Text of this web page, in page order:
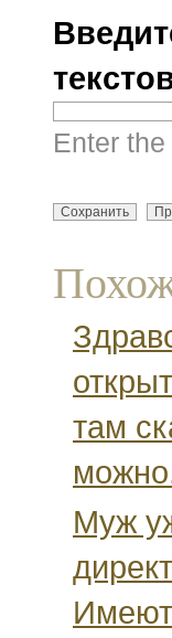
Enter
там
Муж